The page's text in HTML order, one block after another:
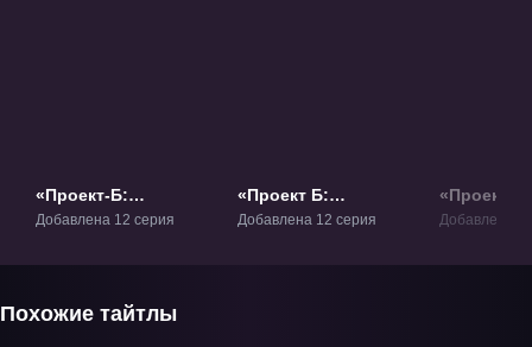
«Проект-Б:
Амбициозное
Добавлена 12 серия
«Проект Б:
Кульминационные
Добавлена 12 серия
«Проект-Б
Добавлена
Похожие тайтлы